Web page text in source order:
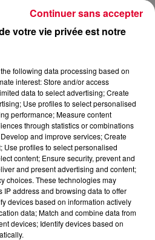
FG VALIDE !
par Christophe HUBERT
votre vie privée est notre
following data processing based on
interest: Store and/or access
data to select advertising; Create
Use profiles to select personalised
performance; Measure content
through statistics or combinations
and improve services; Create
Use profiles to select personalised
content; Ensure security, prevent and
and present advertising and content;
choices. These technologies may
address and browsing data to offer
devices based on information actively
data; Match and combine data from
devices; Identify devices based on
Continuer sans accepter